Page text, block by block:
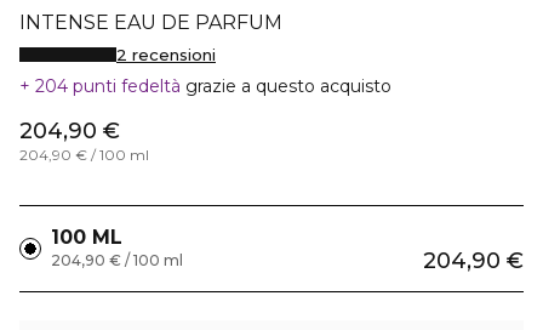
INTENSE EAU DE PARFUM
2 recensioni
204 punti fedeltà grazie a questo acquisto
204,90 €
204,90 € / 100 ml
100 ML
204,90 €
204,90 € / 100 ml